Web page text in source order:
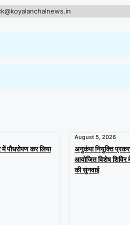
पौधरोपण कर लिया
August 5, 2026
अनुकंपा नियुक्ति
आयोजित विशेष
की सुनवाई